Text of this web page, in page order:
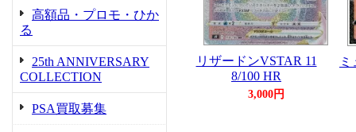
高額品・プロモ・ひか
る
25th ANNIVERSARY
COLLECTION
PSA買取募集
リザードンVSTAR 11
8/100 HR
3,000円